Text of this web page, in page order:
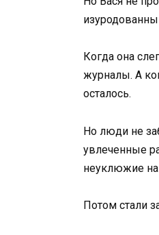
Когда она
журналы. А
осталось.
Но люди не
увлеченные
неуклюжие на
Потом стали